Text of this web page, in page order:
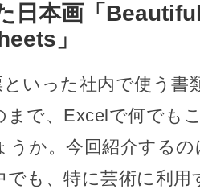
日本画「
」
いった社内で使う書
まで、Excelで何でも
うか。今回紹介する
でも、特に芸術に利